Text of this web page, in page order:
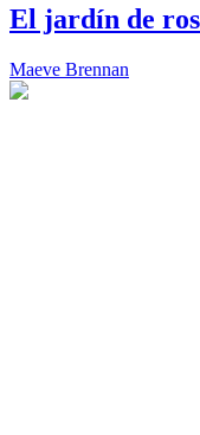
El jardín de
Maeve Brennan